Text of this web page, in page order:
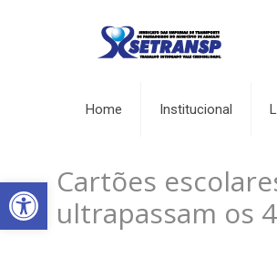
Abrir a barra de ferramentas
Home Institucional
Cartões
ultrapassam os